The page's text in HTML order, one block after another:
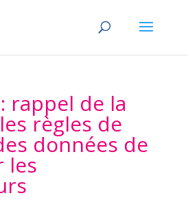
rappel de la
règles de
données de
les